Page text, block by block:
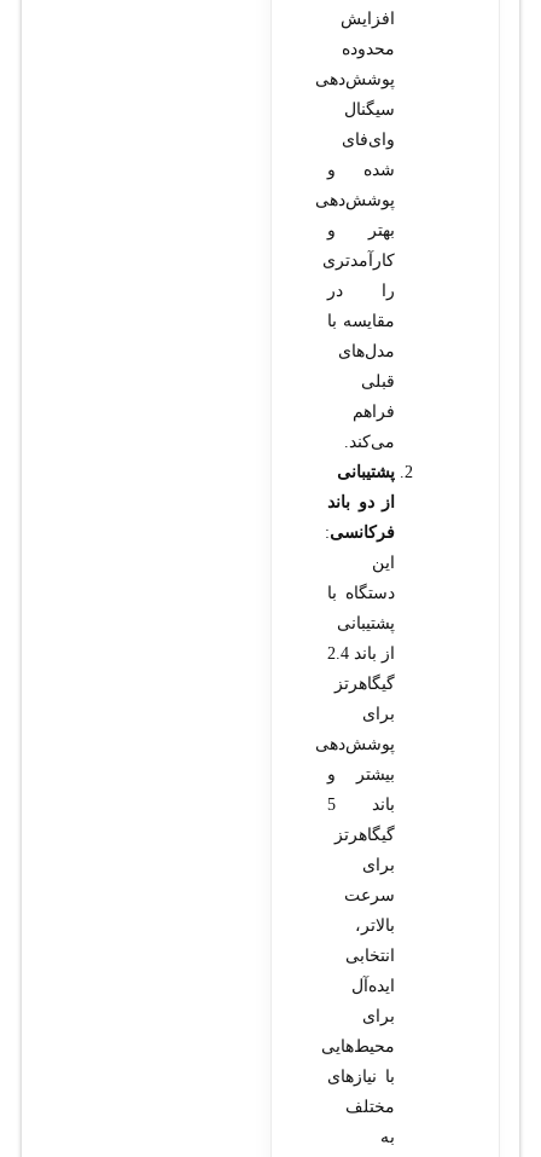
افزایش
محدوده
پوشش‌دهی
سیگنال
وای‌فای
شده و
پوشش‌دهی
بهتر و
کارآمدتری
را در
مقایسه با
مدل‌های
قبلی
فراهم
می‌کند.
پشتیبانی
از دو باند
فرکانسی:
این
دستگاه با
پشتیبانی
از باند 2.4
گیگاهرتز
برای
پوشش‌دهی
بیشتر و
باند 5
گیگاهرتز
برای
سرعت
بالاتر،
انتخابی
ایده‌آل
برای
محیط‌هایی
با نیازهای
مختلف
به